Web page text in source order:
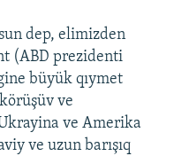
dep, elimizden
(ABD prezidenti
büyük qıymet
ve
ve Amerika
ve uzun barışıq